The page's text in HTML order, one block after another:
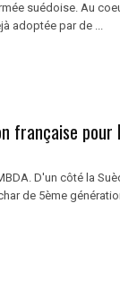
suédoise. Au
adoptée par de ...
française pour
D'un côté la
de 5ème